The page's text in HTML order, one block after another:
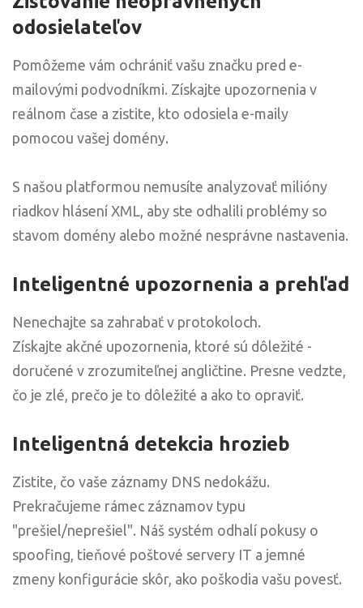
odosielateľov
Pomôžeme vám ochrániť vašu značku pred e-
mailovými podvodníkmi. Získajte upozornenia v
reálnom čase a zistite, kto odosiela e-maily
pomocou vašej domény.
S našou platformou nemusíte analyzovať milióny
riadkov hlásení XML, aby ste odhalili problémy so
stavom domény alebo možné nesprávne nastavenia.
Inteligentné upozornenia a prehľad
Nenechajte sa zahrabať v protokoloch.
Získajte akčné upozornenia, ktoré sú dôležité -
doručené v zrozumiteľnej angličtine. Presne vedzte,
čo je zlé, prečo je to dôležité a ako to opraviť.
Inteligentná detekcia hrozieb
Zistite, čo vaše záznamy DNS nedokážu.
Prekračujeme rámec záznamov typu
"prešiel/neprešiel". Náš systém odhalí pokusy o
spoofing, tieňové poštové servery IT a jemné
zmeny konfigurácie skôr, ako poškodia vašu povesť.